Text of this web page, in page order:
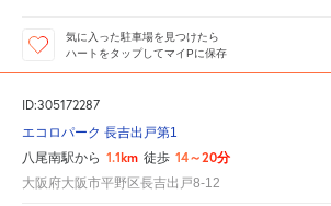
気に入った駐車場を見つけたら
ハートをタップしてマイPに保存
ID:305172287
エコロパーク 長吉出戸第1
八尾南駅から 1.1km 徒歩 14～20分
大阪府大阪市平野区長吉出戸8-12